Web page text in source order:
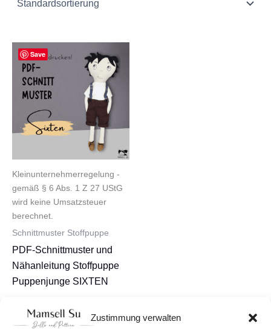
Zustimmung verwalten
Kleinunternehmerregelung -
gemäß § 6 Abs. 1 Z 27 UStG
wird keine Umsatzsteuer
berechnet.
Schnittmuster Stoffpuppe
PDF-Schnittmuster und
Nähanleitung Stoffpuppe
Puppenjunge SIXTEN
In den Warenkorb
Save